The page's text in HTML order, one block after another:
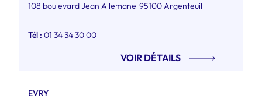
108 boulevard Jean Allemane 95100 Argenteuil
Tél : 01 34 34 30 00
VOIR DÉTAILS
EVRY